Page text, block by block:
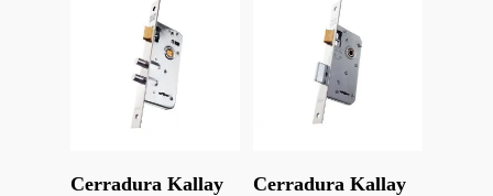
Cerradura Kallay
Cerradura Kallay